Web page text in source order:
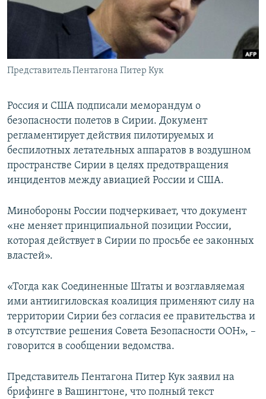
ПОБЕДИТЕЛЕЙ НЕ СУДЯТ?
КРЫМ.НЕПОКОРЕННЫЙ
УКРАИНСКАЯ ПРОБЛЕМА КРЫМА
ПРИСОЕДИНЯЙТЕСЬ!
Представитель Пентагона Питер Кук
Россия и США подписали меморандум о
безопасности полетов в Сирии. Документ
регламентирует действия пилотируемых и
беспилотных летательных аппаратов в воздушном
пространстве Сирии в целях предотвращения
инцидентов между авиацией России и США.
Минобороны России подчеркивает, что документ
«не меняет принципиальной позиции России,
которая действует в Сирии по просьбе ее законных
властей».
«Тогда как Соединенные Штаты и возглавляемая
ими антиигиловская коалиция применяют силу на
территории Сирии без согласия ее правительства и
в отсутствие решения Совета Безопасности ООН», –
говорится в сообщении ведомства.
Представитель Пентагона Питер Кук заявил на
брифинге в Вашингтоне, что полный текст